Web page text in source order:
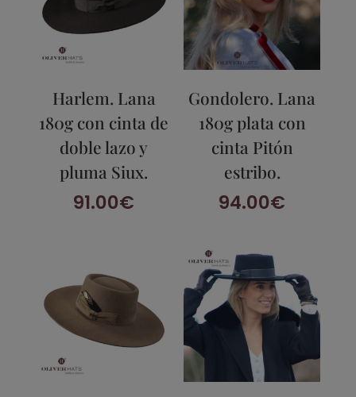
Harlem. Lana
180g con cinta de
doble lazo y
pluma Siux.
91.00€
Gondolero. Lana
180g plata con
cinta Pitón
estribo.
94.00€